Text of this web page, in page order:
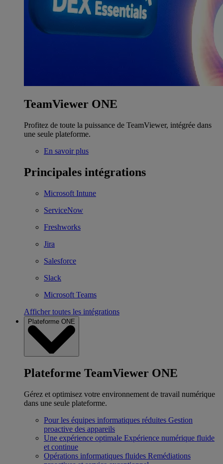
TeamViewer ONE
Profitez de toute la puissance de TeamViewer, intégrée dans
une seule plateforme.
En savoir plus
Principales intégrations
Microsoft Intune
ServiceNow
Freshworks
Jira
Salesforce
Slack
Microsoft Teams
Afficher toutes les intégrations
Plateforme ONE
Plateforme TeamViewer ONE
Gérez et optimisez votre environnement de travail numérique
dans une seule plateforme.
Pour les équipes informatiques réduites Gestion
proactive des appareils
Une expérience optimale Expérience numérique fluide
et continue
Opérations informatiques fluides Remédiations